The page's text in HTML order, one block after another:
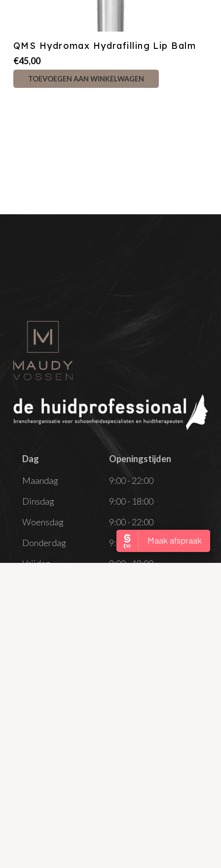
QMS Hydromax Hydrafilling Lip Balm
€45,00
TOEVOEGEN AAN WINKELWAGEN
Dag
Openingstijden
Dag
Openingstijden
Maandag
9:00 - 22:00
Dinsdag
9:00 - 18:00
Woensdag
9:00 - 22:00
Donderdag
9:00 - 18:00
Vrijdag
9:00 - 18:00